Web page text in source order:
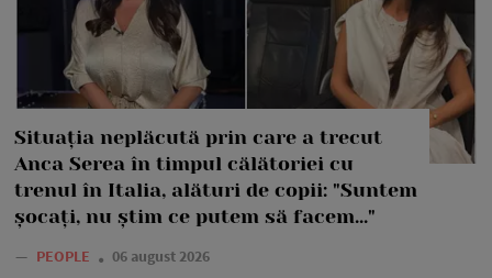
Situația neplăcută prin care a trecut
Anca Serea în timpul călătoriei cu
trenul în Italia, alături de copii: "Suntem
șocați, nu știm ce putem să facem..."
— PEOPLE 06 august 2026